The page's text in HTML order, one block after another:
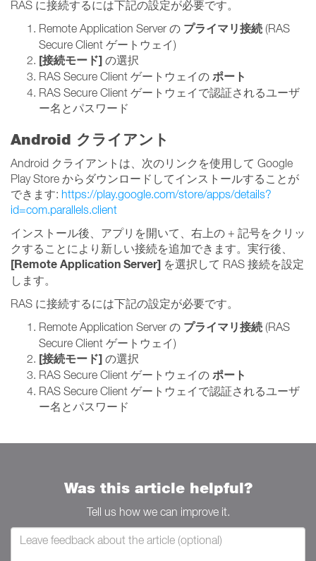
RAS に接続するには下記の設定が必要です。
Remote Application Server の プライマリ接続 (RAS
Secure Client ゲートウェイ)
[接続モード] の選択
RAS Secure Client ゲートウェイの ポート
RAS Secure Client ゲートウェイで認証されるユーザ
ー名とパスワード
Android クライアント
Android クライアントは、次のリンクを使用して Google
Play Store からダウンロードしてインストールすることが
できます: https://play.google.com/store/apps/details?
id=com.parallels.client
インストール後、アプリを開いて、右上の + 記号をクリッ
クすることにより新しい接続を追加できます。実行後、
[Remote Application Server] を選択して RAS 接続を設定
します。
RAS に接続するには下記の設定が必要です。
Remote Application Server の プライマリ接続 (RAS
Secure Client ゲートウェイ)
[接続モード] の選択
RAS Secure Client ゲートウェイの ポート
RAS Secure Client ゲートウェイで認証されるユーザ
ー名とパスワード
Was this article helpful?
Tell us how we can improve it.